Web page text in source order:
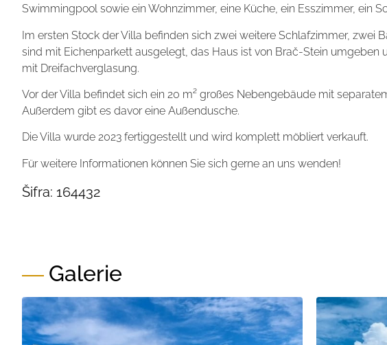
Swimmingpool sowie ein Wohnzimmer, eine Küche, ein Esszimmer, ein
Im ersten Stock der Villa befinden sich zwei weitere Schlafzimmer, zwei
sind mit Eichenparkett ausgelegt, das Haus ist von Brač-Stein umgeben
mit Dreifachverglasung.
Vor der Villa befindet sich ein 20 m² großes Nebengebäude mit
Außerdem gibt es davor eine Außendusche.
Die Villa wurde 2023 fertiggestellt und wird komplett möbliert verkauft.
Für weitere Informationen können Sie sich gerne an uns wenden!
Šifra: 164432
Galerie